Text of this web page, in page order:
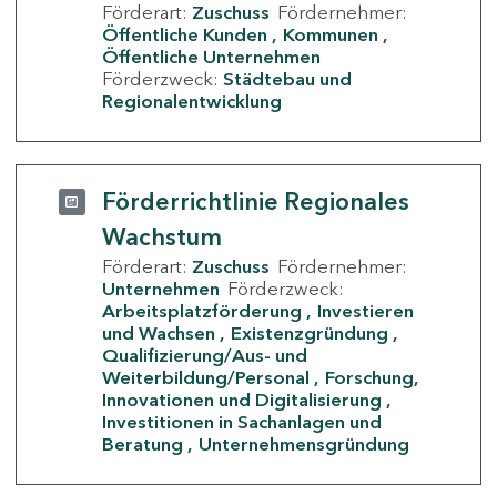
Förderart: Zuschuss Fördernehmer:
Öffentliche Kunden
Kommunen
Öffentliche Unternehmen
Förderzweck: Städtebau und
Regionalentwicklung
Förderrichtlinie Regionales
Wachstum
Förderart: Zuschuss Fördernehmer:
Unternehmen Förderzweck:
Arbeitsplatzförderung
Investieren
und Wachsen
Existenzgründung
Qualifizierung/Aus- und
Weiterbildung/Personal
Forschung,
Innovationen und Digitalisierung
Investitionen in Sachanlagen und
Beratung
Unternehmensgründung